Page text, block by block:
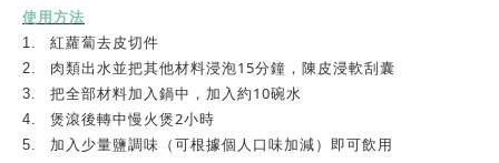
使用方法
1.
紅蘿蔔去皮切件
2.
肉類出水並把其他材料浸泡15分鐘，陳皮浸軟刮囊
3.
把全部材料加入鍋中，加入約 10碗水
4.
煲滾後轉中慢火煲2小時
5.
加入少量鹽調味（可根據個人口味加減）即可飲用